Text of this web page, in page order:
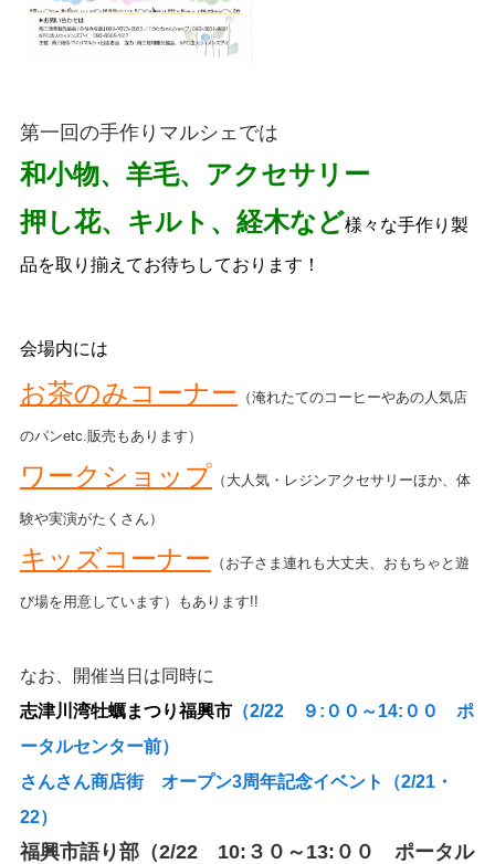
第一回の手作りマルシェでは
和小物、羊毛、アクセサリー
押し花、キルト、経木など様々な手作り製
品を取り揃えてお待ちしております！
会場内には
お茶のみコーナー （淹れたてのコーヒーやあの人気店
のパンetc.販売もあります）
ワークショップ （大人気・レジンアクセサリーほか、体
験や実演がたくさん）
キッズコーナー （お子さま連れも大丈夫、おもちゃと遊
び場を用意しています）もあります!!
なお、開催当日は同時に
志津川湾牡蠣まつり福興市（2/22 ９:００～14:００ ポ
ータルセンター前）
さんさん商店街 オープン3周年記念イベント（2/21・
22）
福興市語り部（2/22 10:３０～13:００ ポータル